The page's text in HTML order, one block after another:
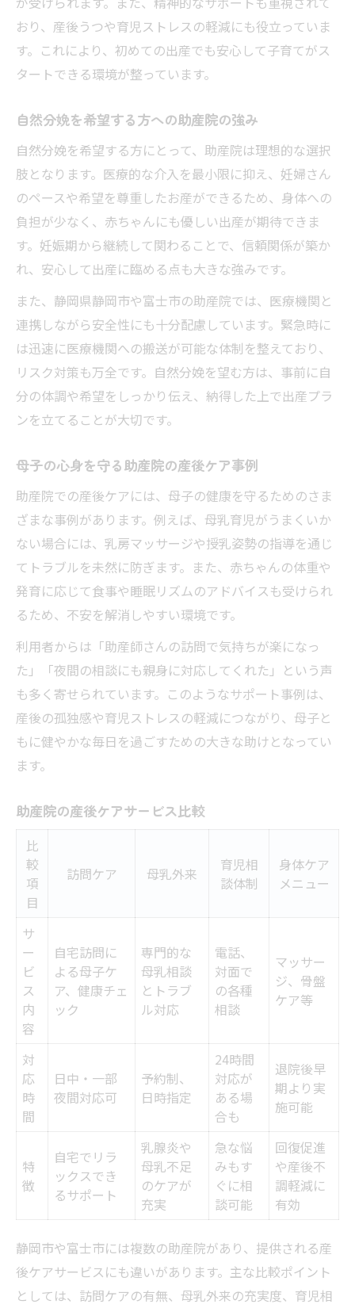
おり、産後うつや育児ストレスの軽減にも役立っていま
す。これにより、初めての出産でも安心して子育てがス
タートできる環境が整っています。
自然分娩を希望する方への助産院の強み
自然分娩を希望する方にとって、助産院は理想的な選択
肢となります。医療的な介入を最小限に抑え、妊婦さん
のペースや希望を尊重したお産ができるため、身体への
負担が少なく、赤ちゃんにも優しい出産が期待できま
す。妊娠期から継続して関わることで、信頼関係が築か
れ、安心して出産に臨める点も大きな強みです。
また、静岡県静岡市や富士市の助産院では、医療機関と
連携しながら安全性にも十分配慮しています。緊急時に
は迅速に医療機関への搬送が可能な体制を整えており、
リスク対策も万全です。自然分娩を望む方は、事前に自
分の体調や希望をしっかり伝え、納得した上で出産プラ
ンを立てることが大切です。
母子の心身を守る助産院の産後ケア事例
助産院での産後ケアには、母子の健康を守るためのさま
ざまな事例があります。例えば、母乳育児がうまくいか
ない場合には、乳房マッサージや授乳姿勢の指導を通じ
てトラブルを未然に防ぎます。また、赤ちゃんの体重や
発育に応じて食事や睡眠リズムのアドバイスも受けられ
るため、不安を解消しやすい環境です。
利用者からは「助産師さんの訪問で気持ちが楽になっ
た」「夜間の相談にも親身に対応してくれた」という声
も多く寄せられています。このようなサポート事例は、
産後の孤独感や育児ストレスの軽減につながり、母子と
もに健やかな毎日を過ごすための大きな助けとなってい
ます。
助産院の産後ケアサービス比較
比
較
項
目
訪問ケア 母乳外来
育児相
談体制
身体ケア
メニュー
サ
ー
ビ
ス
内
容
自宅訪問に
よる母子ケ
ア、健康チェ
ック
専門的な
母乳相談
とトラブ
ル対応
電話、
対面で
の各種
相談
マッサー
ジ、骨盤
ケア等
対
応
時
間
日中・一部
夜間対応可
予約制、
日時指定
24時間
対応が
ある場
合も
退院後早
期より実
施可能
特
徴
自宅でリラ
ックスでき
るサポート
乳腺炎や
母乳不足
のケアが
充実
急な悩
みもす
ぐに相
談可能
回復促進
や産後不
調軽減に
有効
静岡市や富士市には複数の助産院があり、提供される産
後ケアサービスにも違いがあります。主な比較ポイント
としては、訪問ケアの有無、母乳外来の充実度、育児相